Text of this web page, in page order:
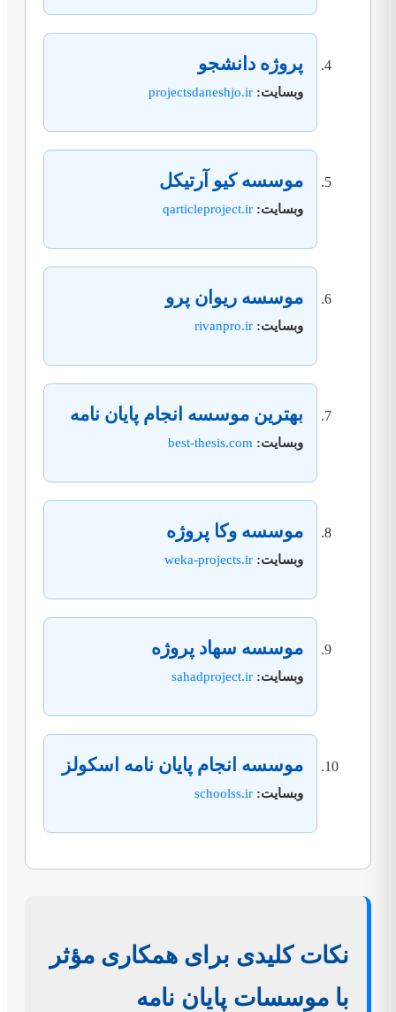
پروژه دانشجو
وبسایت: projectsdaneshjo.ir
موسسه کیو آرتیکل
وبسایت: qarticleproject.ir
موسسه ریوان پرو
وبسایت: rivanpro.ir
بهترین موسسه انجام پایان نامه
وبسایت: best-thesis.com
موسسه وکا پروژه
وبسایت: weka-projects.ir
موسسه سهاد پروژه
وبسایت: sahadproject.ir
موسسه انجام پایان نامه اسکولز
وبسایت: schoolss.ir
نکات کلیدی برای همکاری مؤثر
با موسسات پایان نامه